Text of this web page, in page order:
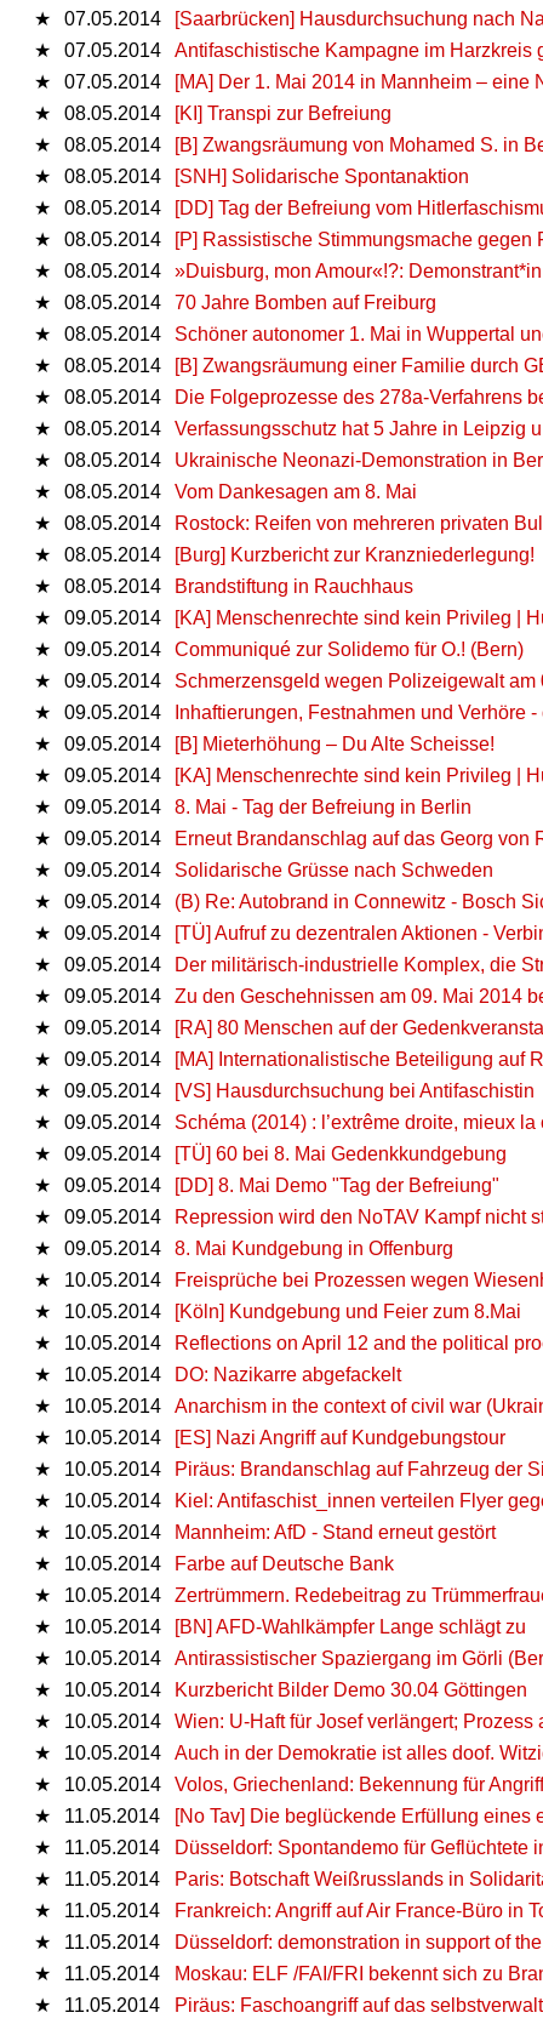
★ 07.05.2014
[Saarbrücken] Hausdurchsuchung nach
★
07.05.2014
Antifaschistische Kampagne im Harzkreis
★
07.05.2014
[MA] Der 1. Mai 2014 in Mannheim –
★
08.05.2014
[KI] Transpi zur Befreiung
★
08.05.2014
[B] Zwangsräumung von Mohamed S. in
★
08.05.2014
[SNH] Solidarische Spontanaktion
★
08.05.2014
[DD] Tag der Befreiung vom
★
08.05.2014
[P] Rassistische Stimmungsmache gegen
★
08.05.2014
»Duisburg, mon Amour«!?:
★
08.05.2014
70 Jahre Bomben auf Freiburg
★
08.05.2014
Schöner autonomer 1. Mai in Wuppertal
★
08.05.2014
[B] Zwangsräumung einer Familie durch
★
08.05.2014
Die Folgeprozesse des 278a-Verfahrens
★
08.05.2014
Verfassungsschutz hat 5 Jahre in Leipzig
★
08.05.2014
Ukrai­ni­sche Neo­na­zi-De­mons­tra­ti­on in
★
08.05.2014
Vom Dankesagen am 8. Mai
★
08.05.2014
Rostock: Reifen von mehreren privaten
★
08.05.2014
[Burg] Kurzbericht zur Kranzniederlegung!
★
08.05.2014
Brandstiftung in Rauchhaus
★
09.05.2014
[KA] Menschenrechte sind kein Privileg |
★
09.05.2014
Communiqué zur Solidemo für O.! (Bern)
★
09.05.2014
Schmerzensgeld wegen Polizeigewalt
★
09.05.2014
Inhaftierungen, Festnahmen und Verhöre
★
09.05.2014
[B] Mieterhöhung – Du Alte Scheisse!
★
09.05.2014
[KA] Menschenrechte sind kein Privileg |
★
09.05.2014
8. Mai - Tag der Befreiung in Berlin
★
09.05.2014
Erneut Brandanschlag auf das Georg von
★
09.05.2014
Solidarische Grüsse nach Schweden
★
09.05.2014
(B) Re: Autobrand in Connewitz - Bosch
★
09.05.2014
[TÜ] Aufruf zu dezentralen Aktionen -
★
09.05.2014
Der militärisch-industrielle Komplex, die
★
09.05.2014
Zu den Geschehnissen am 09. Mai 2014
★
09.05.2014
[RA] 80 Menschen auf der
★
09.05.2014
[MA] Internationalistische Beteiligung auf
★
09.05.2014
[VS] Hausdurchsuchung bei Antifaschistin
★
09.05.2014
Schéma (2014) : l’extrême droite, mieux
★
09.05.2014
[TÜ] 60 bei 8. Mai Gedenkkundgebung
★
09.05.2014
[DD] 8. Mai Demo "Tag der Befreiung"
★
09.05.2014
Repression wird den NoTAV Kampf nicht
★
09.05.2014
8. Mai Kundgebung in Offenburg
★
10.05.2014
Freisprüche bei Prozessen wegen
★
10.05.2014
[Köln] Kundgebung und Feier zum 8.Mai
★
10.05.2014
Reflections on April 12 and the political
★
10.05.2014
DO: Nazikarre abgefackelt
★
10.05.2014
Anarchism in the context of civil war
★
10.05.2014
[ES] Nazi Angriff auf Kundgebungstour
★
10.05.2014
Piräus: Brandanschlag auf Fahrzeug der
★
10.05.2014
Kiel: Antifaschist_innen verteilen Flyer
★
10.05.2014
Mannheim: AfD - Stand erneut gestört
★
10.05.2014
Farbe auf Deutsche Bank
★
10.05.2014
Zertrümmern. Redebeitrag zu
★
10.05.2014
[BN] AFD-Wahlkämpfer Lange schlägt zu
★
10.05.2014
Antirassistischer Spaziergang im Görli
★
10.05.2014
Kurzbericht Bilder Demo 30.04 Göttingen
★
10.05.2014
Wien: U-Haft für Josef verlängert; Prozess
★
10.05.2014
Auch in der Demokratie ist alles doof.
★
10.05.2014
Volos, Griechenland: Bekennung für
★
11.05.2014
[No Tav] Die beglückende Erfüllung eines
★
11.05.2014
Düsseldorf: Spontandemo für Geflüchtete
★
11.05.2014
Paris: Botschaft Weißrusslands in
★
11.05.2014
Frankreich: Angriff auf Air France-Büro in
★
11.05.2014
Düsseldorf: demonstration in support of
★
11.05.2014
Moskau: ELF /FAI/FRI bekennt sich zu
★
11.05.2014
Piräus: Faschoangriff auf das